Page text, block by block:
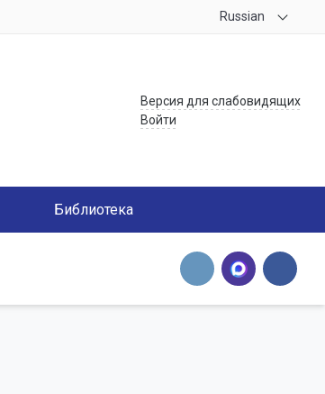
Russian
Версия для слабовидящих
Войти
Библиотека